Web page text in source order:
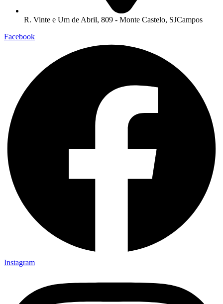
R. Vinte e Um de Abril, 809 - Monte Castelo, SJCampos
Facebook
Instagram